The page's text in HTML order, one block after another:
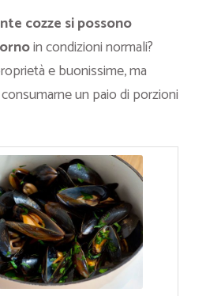
cozze si possono
in condizioni normali?
e buonissime, ma
un paio di porzioni